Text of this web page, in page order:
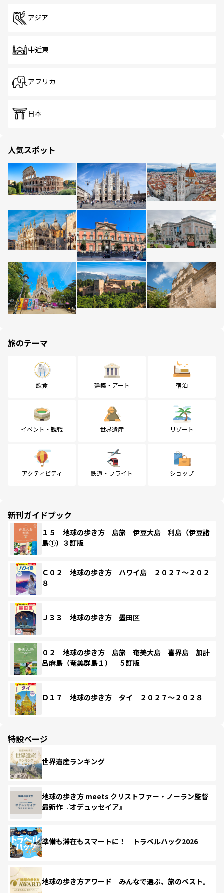
アジア
中近東
アフリカ
日本
人気スポット
旅のテーマ
飲食 建築・アート 宿泊
イベント・観戦 世界遺産 リゾート
アクティビティ 鉄道・フライト ショップ
新刊ガイドブック
１５ 地球の歩き方 島旅 伊豆大島 利島（伊豆諸
島①）３訂版
Ｃ０２ 地球の歩き方 ハワイ島 ２０２７～２０２
８
Ｊ３３ 地球の歩き方 墨田区
０２ 地球の歩き方 島旅 奄美大島 喜界島 加計
呂麻島（奄美群島１） ５訂版
Ｄ１７ 地球の歩き方 タイ ２０２７～２０２８
特設ページ
世界遺産ランキング
地球の歩き方 meets クリストファー・ノーラン監督
最新作『オデュッセイア』
準備も滞在もスマートに！ トラベルハック2026
地球の歩き方アワード みんなで選ぶ、旅のベスト。